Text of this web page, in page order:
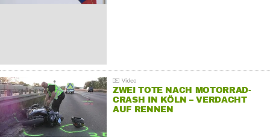
ZWEI TOTE NACH MOTORRAD-
CRASH IN KÖLN – VERDACHT
AUF RENNEN